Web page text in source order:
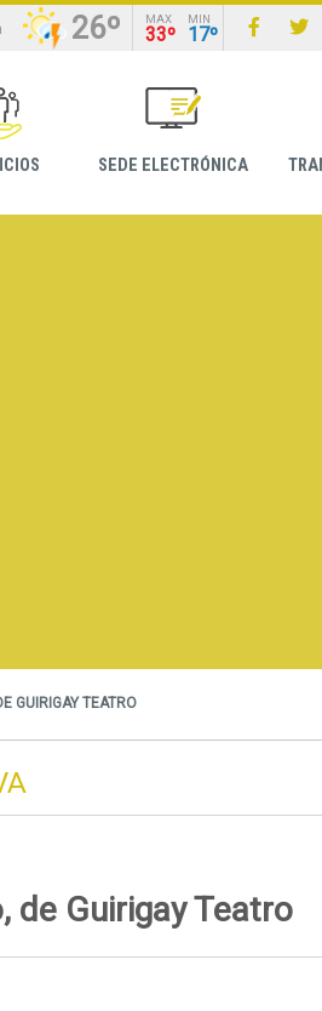
26º MAX
33º
MIN
17º
SEDE ELECTRÓNICA
GUIRIGAY TEATRO
de Guirigay Teatro